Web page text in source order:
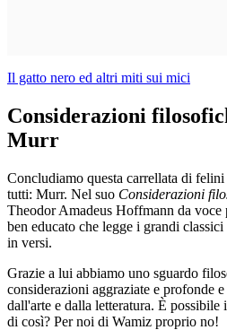
Il gatto nero ed altri miti sui mici
Considerazioni
Murr
Concludiamo questa carrellata di
tutti: Murr. Nel suo Considerazioni
Theodor Amadeus Hoffmann da
ben educato che legge i grandi
in versi.
Grazie a lui abbiamo uno sguardo
considerazioni aggraziate e profonde
dall'arte e dalla letteratura. È
di così? Per noi di Wamiz proprio no!